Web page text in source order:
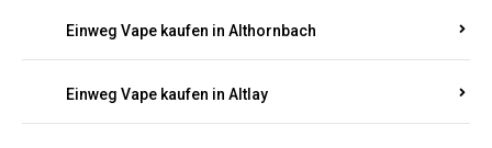
Einweg Vape kaufen in Althornbach
Einweg Vape kaufen in Altlay